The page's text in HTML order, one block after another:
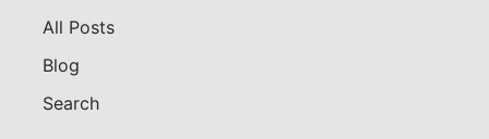
All Posts
Blog
Search